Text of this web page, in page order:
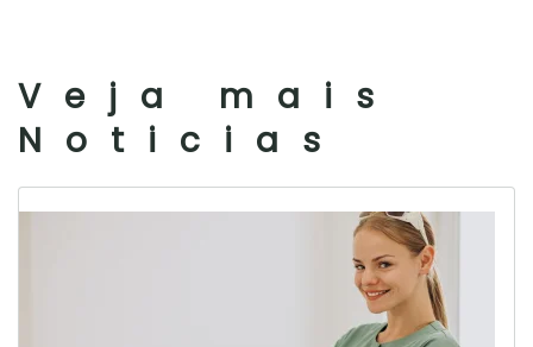
Veja mais
Noticias